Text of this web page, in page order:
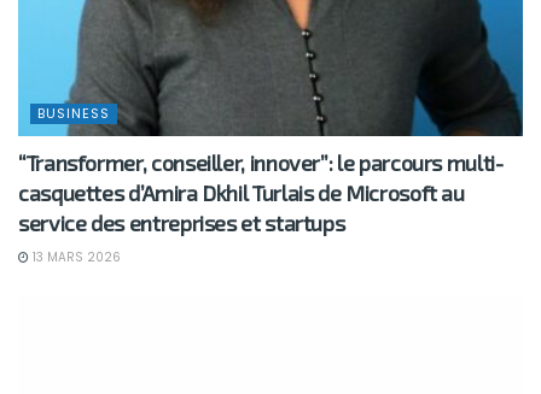
BUSINESS
“Transformer, conseiller, innover”: le parcours multi-
casquettes d’Amira Dkhil Turlais de Microsoft au
service des entreprises et startups
13 MARS 2026